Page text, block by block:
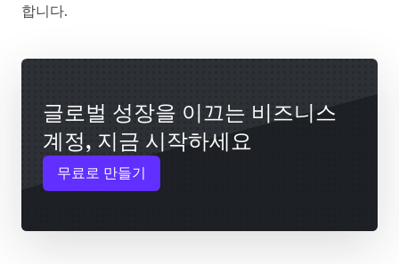
합니다.
글로벌 성장을 이끄는 비즈니스
계정, 지금 시작하세요
무료로 만들기